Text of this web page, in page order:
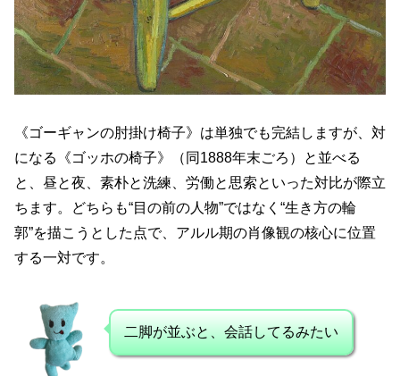
《ゴーギャンの肘掛け椅子》は単独でも完結しますが、対
になる《ゴッホの椅子》（同1888年末ごろ）と並べる
と、昼と夜、素朴と洗練、労働と思索といった対比が際立
ちます。どちらも“目の前の人物”ではなく“生き方の輪
郭”を描こうとした点で、アルル期の肖像観の核心に位置
する一対です。
二脚が並ぶと、会話してるみたい